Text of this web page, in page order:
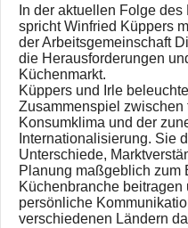
In der aktuellen Folge
spricht Winfried Küppers
der Arbeitsgemeinschaft
die Herausforderungen
Küchenmarkt.
Küppers und Irle
Zusammenspiel zwischen
Konsumklima und der
Internationalisierung. Sie
Unterschiede,
Planung maßgeblich zum
Küchenbranche
persönliche
verschiedenen Ländern